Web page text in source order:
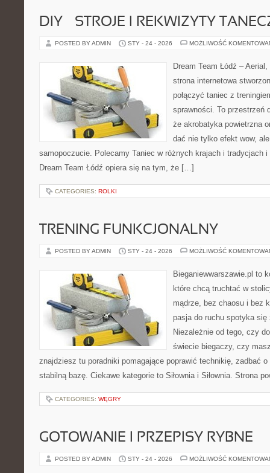
DIY – STROJE I REKWIZYTY
POSTED BY ADMIN STY - 24 - 2026 MOŻLIWOŚĆ
Dream Team Łódź –
strona internetowa
połączyć taniec z
sprawności. To przestrzeń
że akrobatyka powietrzna
dać nie tylko efekt wow,
samopoczucie. Polecamy Taniec w różnych krajach i tradycjach
Dream Team Łódź opiera się na tym, że […]
CATEGORIES: ROLKI
TRENING FUNKCJONALNY
POSTED BY ADMIN STY - 24 - 2026 MOŻLIWOŚĆ
Bieganiewwarszawie.pl to
które chcą truchtać w
mądrze, bez chaosu i bez
pasja do ruchu spotyka się
Niezależnie od tego, czy
świecie biegaczy, czy
znajdziesz tu poradniki pomagające poprawić technikię, zadbać
stabilną bazę. Ciekawe kategorie to Siłownia i Siłownia. Strona
CATEGORIES: WĘGRY
GOTOWANIE I PRZEPISY RYBNE
POSTED BY ADMIN STY - 24 - 2026 MOŻLIWOŚĆ